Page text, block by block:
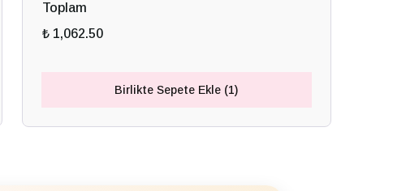
Toplam
₺ 1,062.50
Birlikte Sepete Ekle (1)